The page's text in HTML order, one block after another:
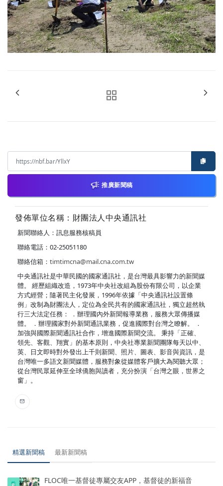
推廣新聞稿
發佈單位名稱：財團法人中央通訊社
新聞聯絡人：訊息服務核稿員
聯絡電話：02-25051180
聯絡信箱： timtimcna@mail.cna.com.tw
中央通訊社是中華民國的國家通訊社，是台灣最具影響力的新聞媒
體。 經歷組織改造，1973年中央社改組為股份有限公司，以企業
方式經營；隨著民主化發展，1996年依據「中央通訊社設置條
例」改制為財團法人，定位為全民共有的國家通訊社，獨立超然執
行三大法定任務： ．辦理國內外新聞報導業務，服務大眾傳播媒
體。 ．辦理國家對外新聞通訊業務，促進國際對台灣之瞭解。 ．
加強與國際新聞通訊社合作，增進國際新聞交流。 秉持「正確、
領先、客觀、翔實」的基本原則，中央社專業新聞團隊每天以中、
英、日文即時對外發出上千則新聞、照片、圖表、影音與資訊，是
台灣唯一多語文新聞媒體，服務對象從媒體客戶擴大為閱聽大眾；
從台灣民眾延伸至全球僑胞與讀者，充分扮演「台灣之眼，世界之
窗」。
精選新聞稿 最新新聞稿
FLOC唯一基督徒專屬交友APP，基督徒的新福音